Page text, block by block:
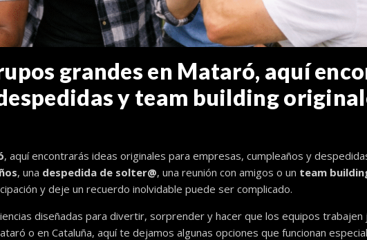
grandes en Mataró, aquí
y team building
, aquí encontrarás ideas originales para empresas, cumpleaños y
, una despedida de solter@, una reunión con amigos o un team
y deje un recuerdo inolvidable puede ser complicado.
diseñadas para divertir, sorprender y hacer que los equipos
o en Cataluña, aquí te dejamos algunas opciones que funcionan